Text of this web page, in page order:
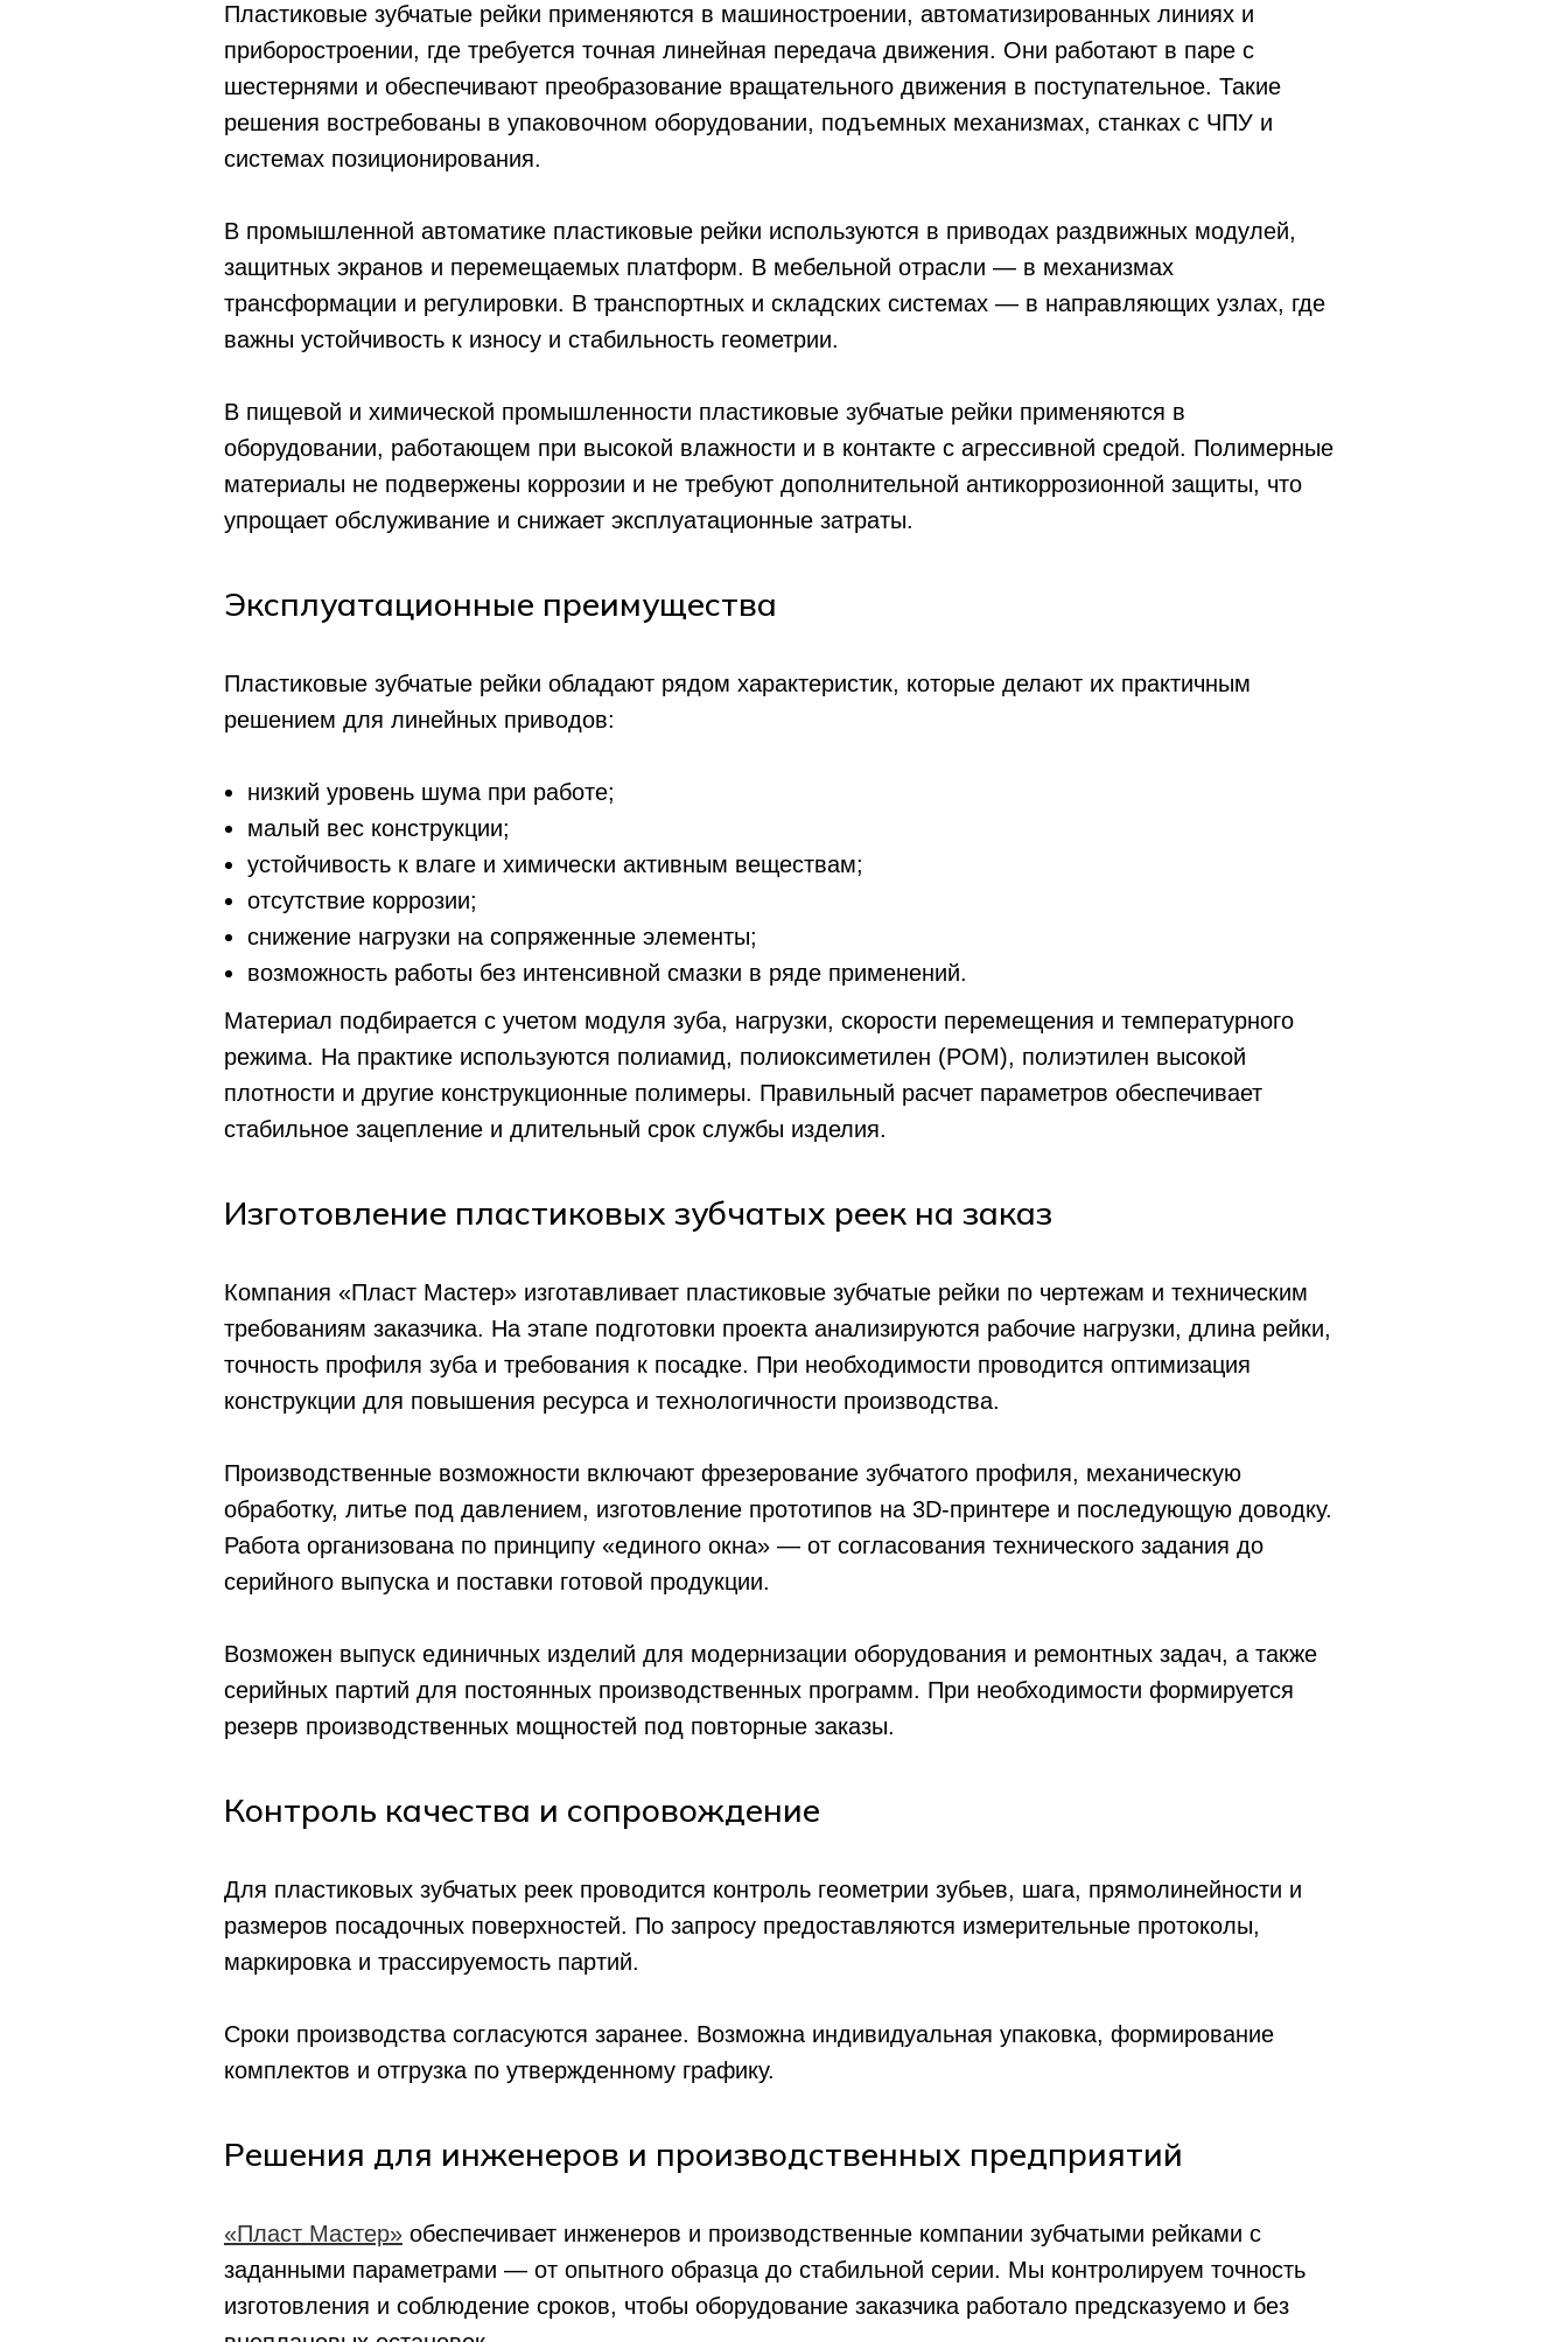
Пластиковые зубчатые рейки применяются в машиностроении, автоматизированных линиях и
приборостроении, где требуется точная линейная передача движения. Они работают в паре с
шестернями и обеспечивают преобразование вращательного движения в поступательное. Такие
решения востребованы в упаковочном оборудовании, подъемных механизмах, станках с ЧПУ и
системах позиционирования.
В промышленной автоматике пластиковые рейки используются в приводах раздвижных модулей,
защитных экранов и перемещаемых платформ. В мебельной отрасли — в механизмах
трансформации и регулировки. В транспортных и складских системах — в направляющих узлах, где
важны устойчивость к износу и стабильность геометрии.
В пищевой и химической промышленности пластиковые зубчатые рейки применяются в
оборудовании, работающем при высокой влажности и в контакте с агрессивной средой. Полимерные
материалы не подвержены коррозии и не требуют дополнительной антикоррозионной защиты, что
упрощает обслуживание и снижает эксплуатационные затраты.
Эксплуатационные преимущества
Пластиковые зубчатые рейки обладают рядом характеристик, которые делают их практичным
решением для линейных приводов:
низкий уровень шума при работе;
малый вес конструкции;
устойчивость к влаге и химически активным веществам;
отсутствие коррозии;
снижение нагрузки на сопряженные элементы;
возможность работы без интенсивной смазки в ряде применений.
Материал подбирается с учетом модуля зуба, нагрузки, скорости перемещения и температурного
режима. На практике используются полиамид, полиоксиметилен (POM), полиэтилен высокой
плотности и другие конструкционные полимеры. Правильный расчет параметров обеспечивает
стабильное зацепление и длительный срок службы изделия.
Изготовление пластиковых зубчатых реек на заказ
Компания «Пласт Мастер» изготавливает пластиковые зубчатые рейки по чертежам и техническим
требованиям заказчика. На этапе подготовки проекта анализируются рабочие нагрузки, длина рейки,
точность профиля зуба и требования к посадке. При необходимости проводится оптимизация
конструкции для повышения ресурса и технологичности производства.
Производственные возможности включают фрезерование зубчатого профиля, механическую
обработку, литье под давлением, изготовление прототипов на 3D-принтере и последующую доводку.
Работа организована по принципу «единого окна» — от согласования технического задания до
серийного выпуска и поставки готовой продукции.
Возможен выпуск единичных изделий для модернизации оборудования и ремонтных задач, а также
серийных партий для постоянных производственных программ. При необходимости формируется
резерв производственных мощностей под повторные заказы.
Контроль качества и сопровождение
Для пластиковых зубчатых реек проводится контроль геометрии зубьев, шага, прямолинейности и
размеров посадочных поверхностей. По запросу предоставляются измерительные протоколы,
маркировка и трассируемость партий.
Сроки производства согласуются заранее. Возможна индивидуальная упаковка, формирование
комплектов и отгрузка по утвержденному графику.
Решения для инженеров и производственных предприятий
«Пласт Мастер» обеспечивает инженеров и производственные компании зубчатыми рейками с
заданными параметрами — от опытного образца до стабильной серии. Мы контролируем точность
изготовления и соблюдение сроков, чтобы оборудование заказчика работало предсказуемо и без
+7(977)288-37-28
Меню Вопросы и предложения
О нас
Преимущества